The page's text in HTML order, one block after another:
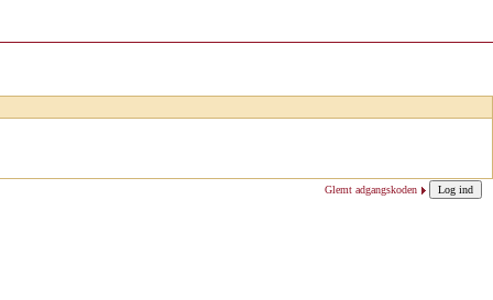
Glemt adgangskoden